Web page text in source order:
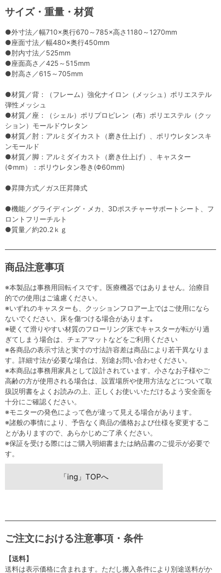
サイズ・重量・材質
●外寸法／幅710×奥行670～785×高さ1180～1270mm
●座面寸法／幅480×奥行450mm
●肘内寸法／525mm
●座面高さ／425～515mm
●肘高さ／615～705mm
●材質／背：（フレーム）強化ナイロン（メッシュ）ポリエステル
弾性メッシュ
●材質／座：（シェル）ポリプロピレン（布）ポリエステル（クッ
ション）モールドウレタン
●材質／肘：アルミダイカスト（磨き仕上げ）、ポリウレタンスキ
ンモールド
●材質／脚：アルミダイカスト（磨き仕上げ）、キャスター
(Φmm）：ポリウレタン巻き(Φ60mm)
●昇降方式／ガス圧昇降式
●機能／グライディング・メカ、3Dポスチャーサポートシート、フ
ロントフリーチルト
●質量／約20.2ｋｇ
商品注意事項
※本製品は事務用回転イスです。医療機器ではありません。治療目
的での使用はご遠慮ください。
※いずれのキャスターも、クッションフロアー上ではご使用になら
ないでください。床を傷つける場合があります｡
※硬くて滑りやすい材質のフローリング床でキャスターが転がり過
ぎてしまう場合は、チェアマットなどをご利用ください
※各商品の表示寸法と実寸の寸法許容差は商品により若干異なりま
す。詳細寸法が必要な場合は、別途お問い合わせください。
※本商品は事務用家具として設計されています。小さなお子様やご
高齢の方が使用される場合は、設置場所や使用方法などについて取
扱説明書をよくお読みの上、正しくお使いいただけるよう安全面を
十分にご確認ください。
※モニターの発色によって色が違って見える場合があります。
※諸般の事情により、予告なく商品の価格および仕様を変更するこ
とがありますので、あらかじめご了承ください。
※保証を受ける際にはご購入明細書または納品書のご提示が必要で
す。
「ing」TOPへ
ご注文における注意事項・条件
【送料】
送料は表示価格に含まれます。ただし搬入条件により別途送料がか